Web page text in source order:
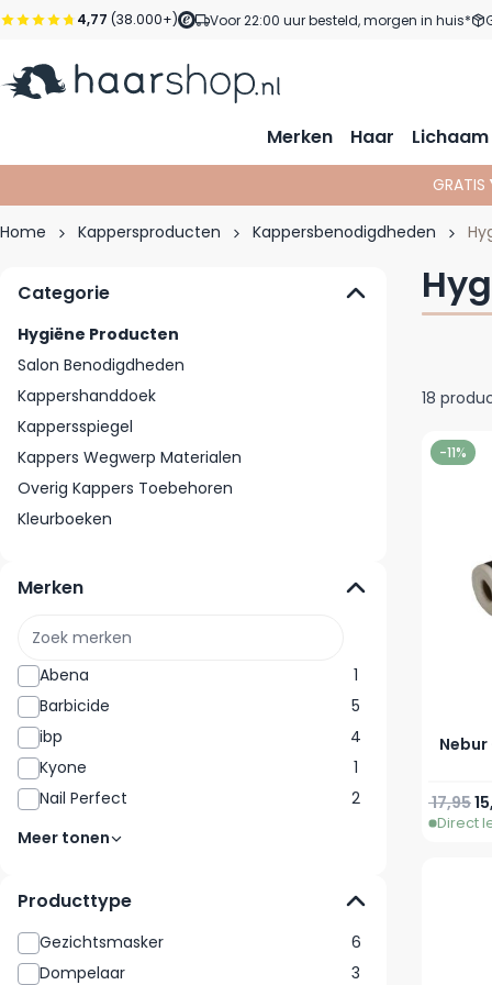
Ga naar de inhoud
4,77 (38.000+) Voor 22:00 uur besteld, morgen in huis*
Merken Haar Lichaam
GRATIS
Home Kappersproducten Kappersbenodigdheden
Categorie
Hygiëne Producten
Salon Benodigdheden
Kappershanddoek
Kappersspiegel
Kappers Wegwerp Materialen
Overig Kappers Toebehoren
Kleurboeken
Merken
Abena
1
Barbicide
5
ibp
4
Kyone
1
Nail Perfect
2
Meer tonen
Producttype
Gezichtsmasker
6
Dompelaar
3
18
-11%
Normale
17,95
Direct